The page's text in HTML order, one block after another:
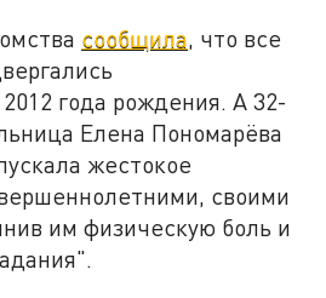
сообщила, что все
года рождения. А 32-
Елена Пономарёва
жестокое
своими
им физическую боль и